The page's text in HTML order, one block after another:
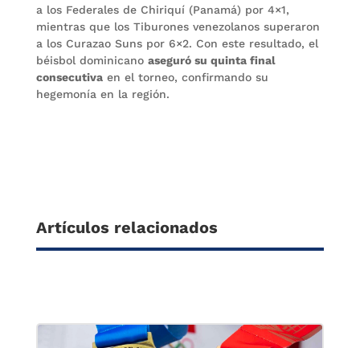
a los Federales de Chiriquí (Panamá) por 4×1,
mientras que los Tiburones venezolanos superaron
a los Curazao Suns por 6×2. Con este resultado, el
béisbol dominicano aseguró su quinta final
consecutivaen el torneo, confirmando su
hegemonía en la región.
Artículos relacionados